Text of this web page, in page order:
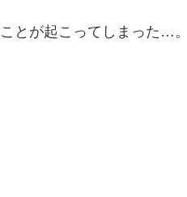
とが起こってしまった…。